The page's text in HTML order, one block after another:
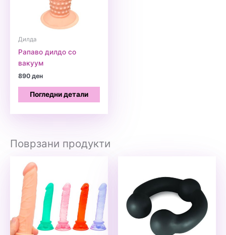
Дилда
Рапаво дилдо со
вакуум
890ден
Погледни детали
Поврзани продукти